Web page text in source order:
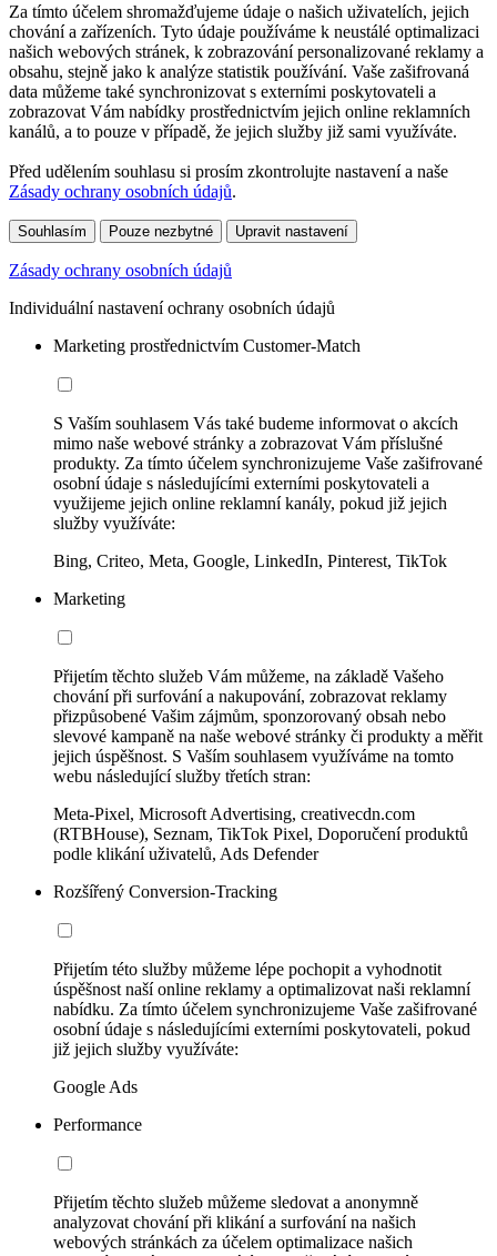
Za tímto účelem shromažďujeme údaje o našich uživatelích, jejich
chování a zařízeních. Tyto údaje používáme k neustálé optimalizaci
našich webových stránek, k zobrazování personalizované reklamy a
obsahu, stejně jako k analýze statistik používání. Vaše zašifrovaná
data můžeme také synchronizovat s externími poskytovateli a
zobrazovat Vám nabídky prostřednictvím jejich online reklamních
kanálů, a to pouze v případě, že jejich služby již sami využíváte.
Před udělením souhlasu si prosím zkontrolujte nastavení a naše
Zásady ochrany osobních údajů.
Souhlasím Pouze nezbytné Upravit nastavení
Zásady ochrany osobních údajů
Individuální nastavení ochrany osobních údajů
Marketing prostřednictvím Customer-Match
S Vaším souhlasem Vás také budeme informovat o akcích
mimo naše webové stránky a zobrazovat Vám příslušné
produkty. Za tímto účelem synchronizujeme Vaše zašifrované
osobní údaje s následujícími externími poskytovateli a
využijeme jejich online reklamní kanály, pokud již jejich
služby využíváte:
Bing, Criteo, Meta, Google, LinkedIn, Pinterest, TikTok
Marketing
Přijetím těchto služeb Vám můžeme, na základě Vašeho
chování při surfování a nakupování, zobrazovat reklamy
přizpůsobené Vašim zájmům, sponzorovaný obsah nebo
slevové kampaně na naše webové stránky či produkty a měřit
jejich úspěšnost. S Vaším souhlasem využíváme na tomto
webu následující služby třetích stran:
Meta-Pixel, Microsoft Advertising, creativecdn.com
(RTBHouse), Seznam, TikTok Pixel, Doporučení produktů
podle klikání uživatelů, Ads Defender
Rozšířený Conversion-Tracking
Přijetím této služby můžeme lépe pochopit a vyhodnotit
úspěšnost naší online reklamy a optimalizovat naši reklamní
nabídku. Za tímto účelem synchronizujeme Vaše zašifrované
osobní údaje s následujícími externími poskytovateli, pokud
již jejich služby využíváte:
Google Ads
Performance
Přijetím těchto služeb můžeme sledovat a anonymně
analyzovat chování při klikání a surfování na našich
webových stránkách za účelem optimalizace našich